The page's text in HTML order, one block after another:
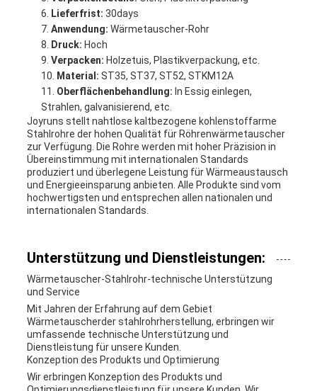
Lieferfrist: 30days
Anwendung: Wärmetauscher-Rohr
Druck: Hoch
Verpacken: Holzetuis, Plastikverpackung, etc.
Material: ST35, ST37, ST52, STKM12A
Oberflächenbehandlung: In Essig einlegen,
Strahlen, galvanisierend, etc.
Joyruns stellt nahtlose kaltbezogene kohlenstoffarme
Stahlrohre der hohen Qualität für Röhrenwärmetauscher
zur Verfügung. Die Rohre werden mit hoher Präzision in
Übereinstimmung mit internationalen Standards
produziert und überlegene Leistung für Wärmeaustausch
und Energieeinsparung anbieten. Alle Produkte sind vom
hochwertigsten und entsprechen allen nationalen und
internationalen Standards.
Unterstützung und Dienstleistungen:
Wärmetauscher-Stahlrohr-technische Unterstützung
und Service
Mit Jahren der Erfahrung auf dem Gebiet
Wärmetauscherder stahlrohrherstellung, erbringen wir
umfassende technische Unterstützung und
Dienstleistung für unsere Kunden.
Konzeption des Produkts und Optimierung
Wir erbringen Konzeption des Produkts und